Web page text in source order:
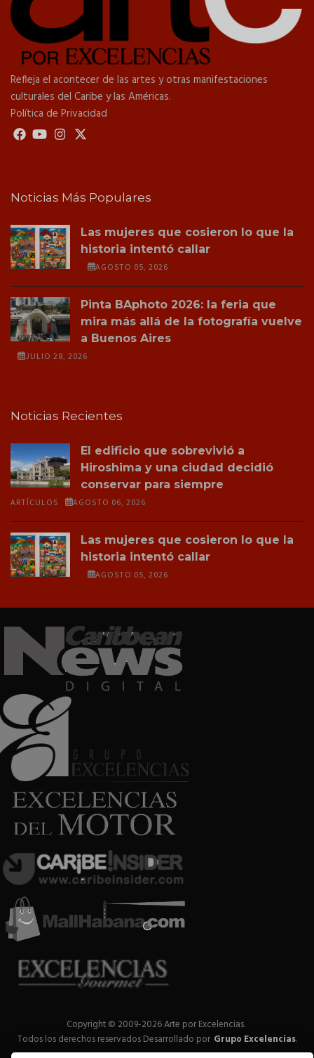
Refleja el acontecer de las artes y otras manifestaciones
culturales del Caribe y las Américas.
Política de Privacidad
Noticias Más Populares
Las mujeres que cosieron lo que la
historia intentó callar
AGOSTO 05, 2026
Pinta BAphoto 2026: la feria que
mira más allá de la fotografía vuelve
a Buenos Aires
JULIO 28, 2026
Noticias Recientes
El edificio que sobrevivió a
Hiroshima y una ciudad decidió
conservar para siempre
ARTÍCULOS AGOSTO 06, 2026
Las mujeres que cosieron lo que la
historia intentó callar
AGOSTO 05, 2026
Copyright © 2009-2026 Arte por Excelencias.
Todos los derechos reservadosDesarrollado por Grupo Excelencias.